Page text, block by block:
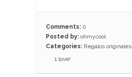
Comments: 0
Posted by: ohmycool
Categories: Regalos originales
1 love!